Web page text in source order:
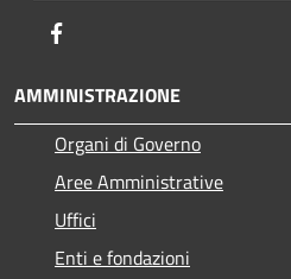
AMMINISTRAZIONE
Organi di Governo
Aree Amministrative
Uffici
Enti e fondazioni